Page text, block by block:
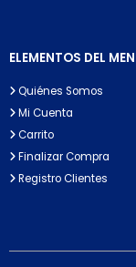
ELEMENTOS DEL
Quiénes Somos
Mi Cuenta
Carrito
Finalizar Compra
Registro Clientes